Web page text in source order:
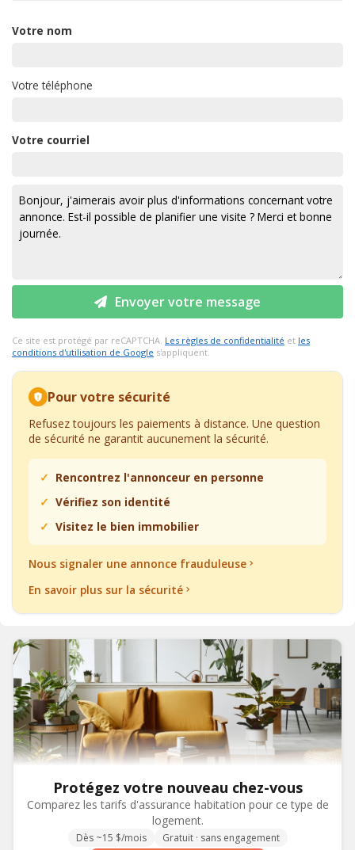
Votre nom
Votre téléphone
Votre courriel
Envoyer votre message
Ce site est protégé par reCAPTCHA. Les règles de confidentialité et les
conditions d'utilisation de Google s'appliquent.
Pour votre sécurité
Refusez toujours les paiements à distance. Une question
de sécurité ne garantit aucunement la sécurité.
Rencontrez l'annonceur en personne
Vérifiez son identité
Visitez le bien immobilier
Nous signaler une annonce frauduleuse
En savoir plus sur la sécurité
Protégez votre nouveau chez-vous
Comparez les tarifs d'assurance habitation pour ce type de
logement.
Dès ~15 $/mois Gratuit · sans engagement